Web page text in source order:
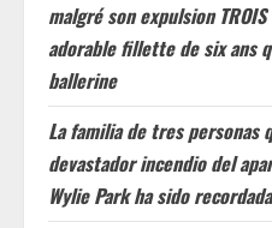
malgré son expulsion
adorable fillette de six ans
ballerine
La familia de tres personas
devastador incendio del
Wylie Park ha sido